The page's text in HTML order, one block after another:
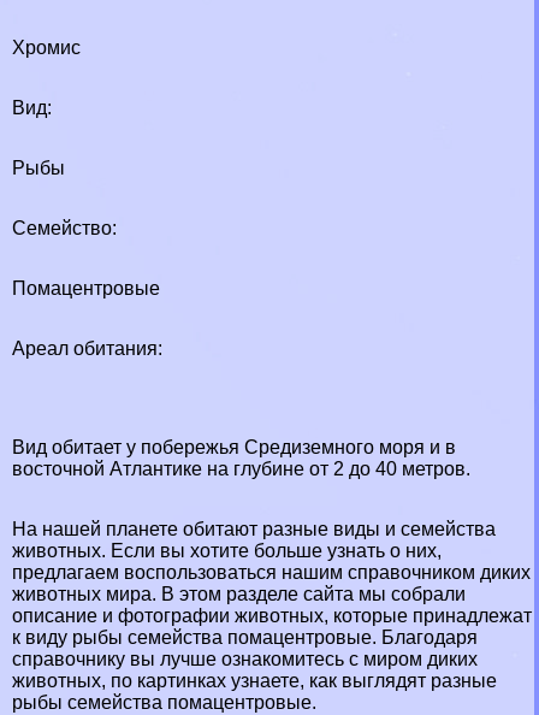
Хромис
Вид:
Рыбы
Семейство:
Помацентровые
Ареал обитания:
Вид обитает у побережья Средиземного моря и в
восточной Атлантике на глубине от 2 до 40 метров.
На нашей планете обитают разные виды и семейства
животных. Если вы хотите больше узнать о них,
предлагаем воспользоваться нашим справочником диких
животных мира. В этом разделе сайта мы собрали
описание и фотографии животных, которые принадлежат
к виду рыбы семейства помацентровые. Благодаря
справочнику вы лучше ознакомитесь с миром диких
животных, по картинках узнаете, как выглядят разные
рыбы семейства помацентровые.